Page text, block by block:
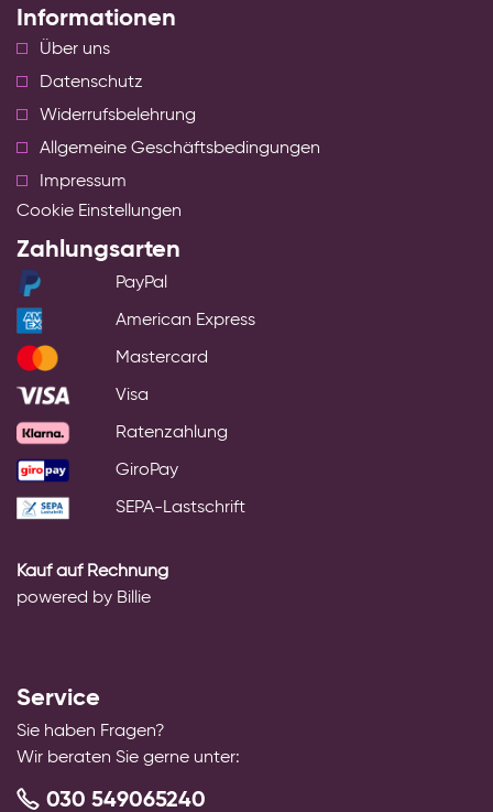
Informationen
Über uns
Datenschutz
Widerrufsbelehrung
Allgemeine Geschäftsbedingungen
Impressum
Cookie Einstellungen
Zahlungsarten
PayPal
American Express
Mastercard
Visa
Ratenzahlung
GiroPay
SEPA-Lastschrift
Kauf auf Rechnung
powered by Billie
Service
Sie haben Fragen?
Wir beraten Sie gerne unter:
030 549065240